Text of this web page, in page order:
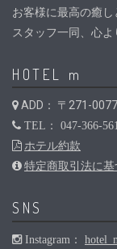
お客様に最高の癒し
スタッフ一同、心よ
HOTEL m
ADD： 〒271-
TEL： 047-366-
ホテル約款
特定商取引法に
SNS
Instagram：